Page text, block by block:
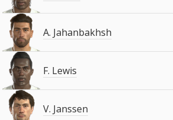
A. Jahanbakhsh
F. Lewis
V. Janssen